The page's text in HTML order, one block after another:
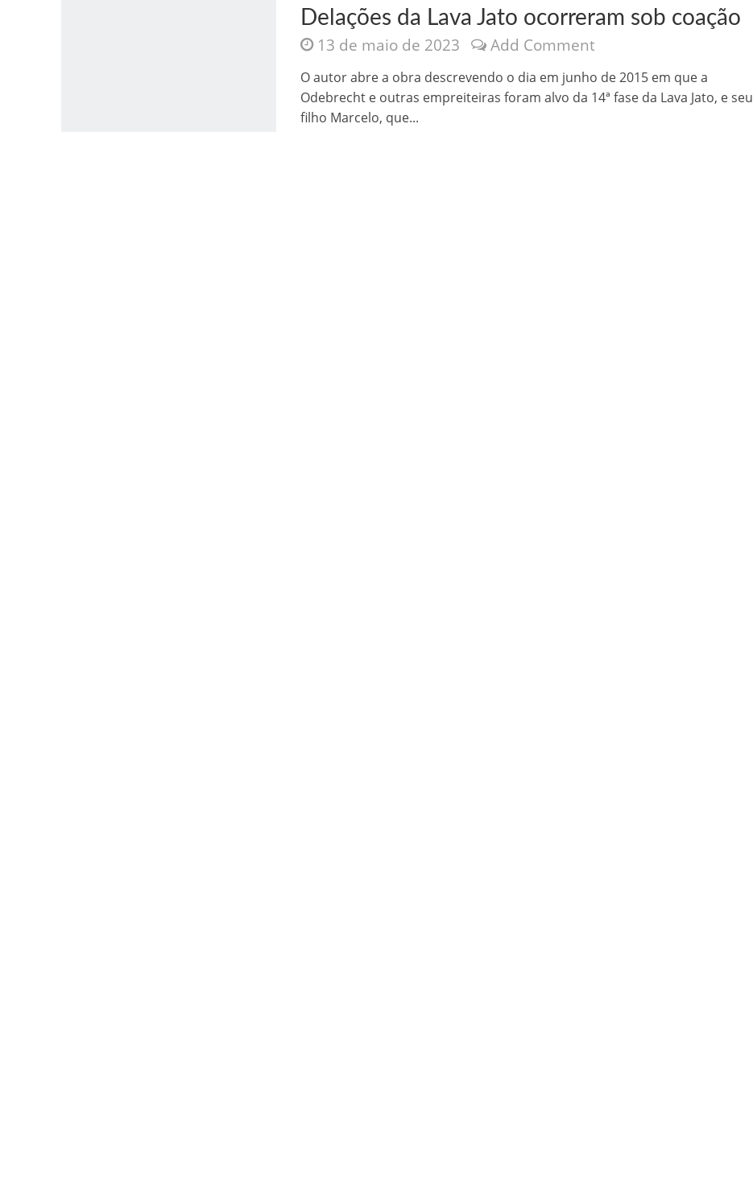
Jesus Sociedade Anônima, Como usam o nome de Jesus para ganhar dinheiro
Delações da Lava Jato ocorreram sob coação
13 de maio de 2023 Add Comment
O autor abre a obra descrevendo o dia em junho de 2015 em que a
Odebrecht e outras empreiteiras foram alvo da 14ª fase da Lava Jato, e seu
filho Marcelo, que...